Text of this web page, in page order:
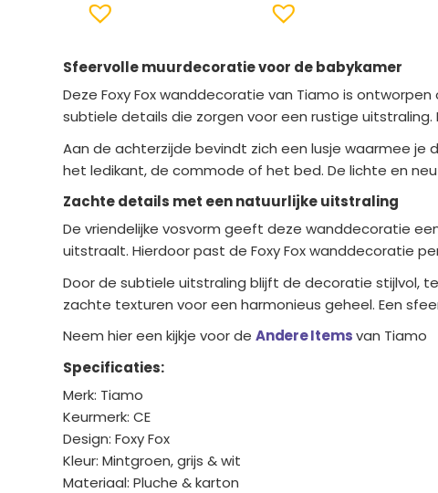
Sfeervolle muurdecoratie voor de babykamer
Deze Foxy Fox wanddecoratie van Tiamo is
subtiele details die zorgen voor een rustige
Aan de achterzijde bevindt zich een lusje waarmee
het ledikant, de commode of het bed. De lichte en
Zachte details met een natuurlijke uitstraling
De vriendelijke vosvorm geeft deze wanddecoratie
uitstraalt. Hierdoor past de Foxy Fox wanddecoratie
Door de subtiele uitstraling blijft de decoratie stijlvol,
zachte texturen voor een harmonieus geheel. Een
Neem hier een kijkje voor deAndere Itemsvan Tiamo
Specificaties:
Merk: Tiamo
Keurmerk: CE
Design: Foxy Fox
Kleur: Mintgroen, grijs & wit
Materiaal: Pluche & karton